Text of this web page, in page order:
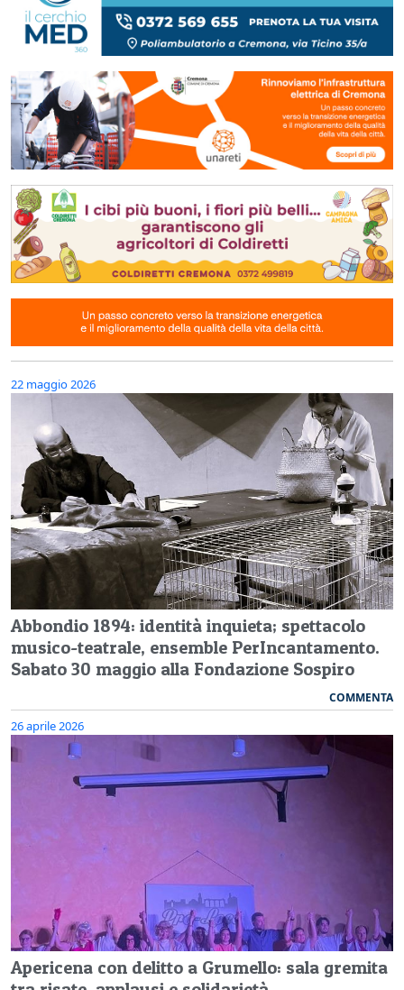
22 maggio 2026
Abbondio 1894: identità inquieta; spettacolo
musico-teatrale, ensemble PerIncantamento.
Sabato 30 maggio alla Fondazione Sospiro
COMMENTA
26 aprile 2026
Apericena con delitto a Grumello: sala gremita